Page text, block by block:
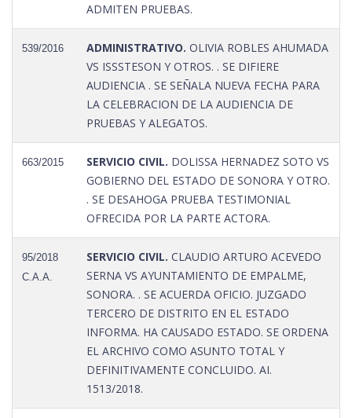
ADMITEN PRUEBAS.
539/2016 ADMINISTRATIVO. OLIVIA ROBLES AHUMADA
VS ISSSTESON Y OTROS. . SE DIFIERE
AUDIENCIA . SE SEÑALA NUEVA FECHA PARA
LA CELEBRACION DE LA AUDIENCIA DE
PRUEBAS Y ALEGATOS.
663/2015 SERVICIO CIVIL. DOLISSA HERNADEZ SOTO VS
GOBIERNO DEL ESTADO DE SONORA Y OTRO.
. SE DESAHOGA PRUEBA TESTIMONIAL
OFRECIDA POR LA PARTE ACTORA.
95/2018
C.A.A.
SERVICIO CIVIL. CLAUDIO ARTURO ACEVEDO
SERNA VS AYUNTAMIENTO DE EMPALME,
SONORA. . SE ACUERDA OFICIO. JUZGADO
TERCERO DE DISTRITO EN EL ESTADO
INFORMA. HA CAUSADO ESTADO. SE ORDENA
EL ARCHIVO COMO ASUNTO TOTAL Y
DEFINITIVAMENTE CONCLUIDO. AI.
1513/2018.